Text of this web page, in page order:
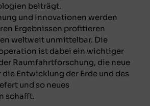
beiträgt.
und Innovationen werden
Ergebnissen profitieren
weltweit unmittelbar. Die
ist dabei ein wichtiger
Raumfahrtforschung, die neue
Entwicklung der Erde und des
und so neues
schafft.